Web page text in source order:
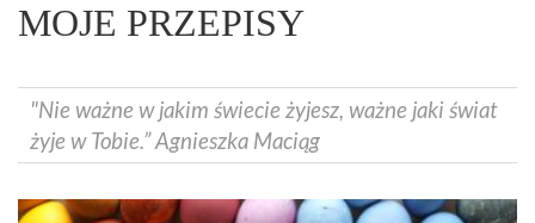
MOJE PRZEPISY
"Nie ważne w jakim świecie żyjesz, ważne jaki świat
żyje w Tobie.” Agnieszka Maciąg